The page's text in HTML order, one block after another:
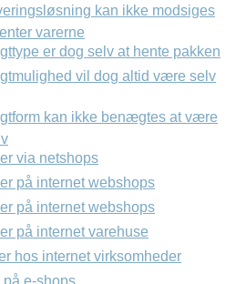
kan ikke modsiges
varerne
er dog selv at hente pakken
vil dog altid være selv
kan ikke benægtes at være
via netshops
på internet webshops
på internet webshops
på internet varehuse
hos internet virksomheder
e-shops